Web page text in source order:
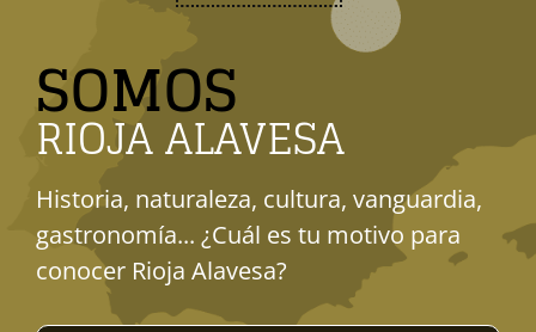
SOMOS
RIOJA ALAVESA
Historia, naturaleza, cultura, vanguardia,
gastronomía... ¿Cuál es tu motivo para
conocer Rioja Alavesa?